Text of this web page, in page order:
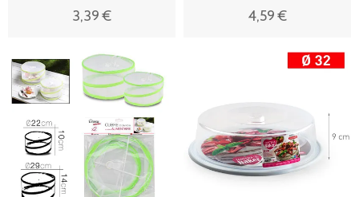
3,39 € 4,59 €